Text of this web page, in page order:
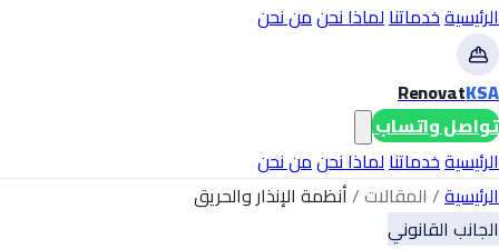
الرئيسيةخدماتنالماذا نحنمن نحن
RenovatKSA
تواصل واتساب
الرئيسيةخدماتنالماذا نحنمن نحن
الرئيسية/ المقالات/أنظمة الإنذار والحريق
الجانب القانوني